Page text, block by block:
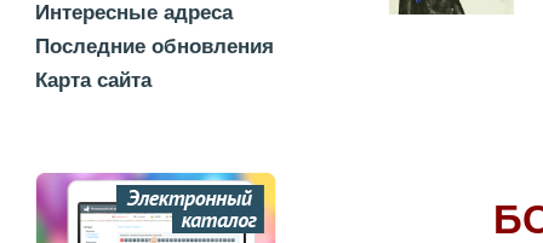
Интересные адреса
Последние обновления
Карта сайта